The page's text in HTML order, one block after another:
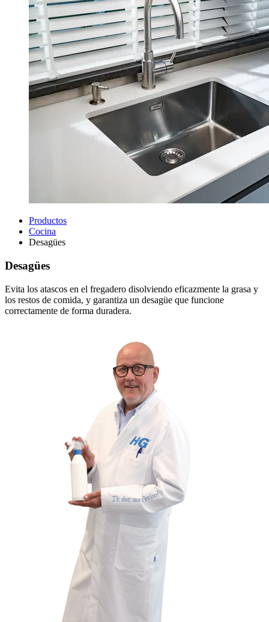
Productos
Cocina
Desagües
Desagües
Evita los atascos en el fregadero disolviendo eficazmente la grasa y
los restos de comida, y garantiza un desagüe que funcione
correctamente de forma duradera.